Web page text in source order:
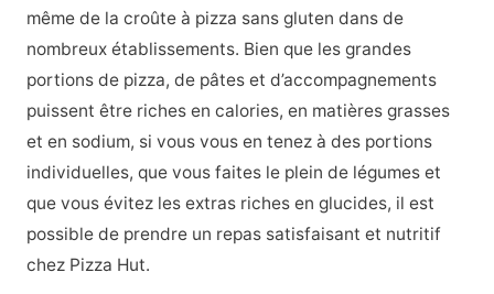
même de la croûte à pizza sans gluten dans de
nombreux établissements. Bien que les grandes
portions de pizza, de pâtes et d’accompagnements
puissent être riches en calories, en matières grasses
et en sodium, si vous vous en tenez à des portions
individuelles, que vous faites le plein de légumes et
que vous évitez les extras riches en glucides, il est
possible de prendre un repas satisfaisant et nutritif
chez Pizza Hut.